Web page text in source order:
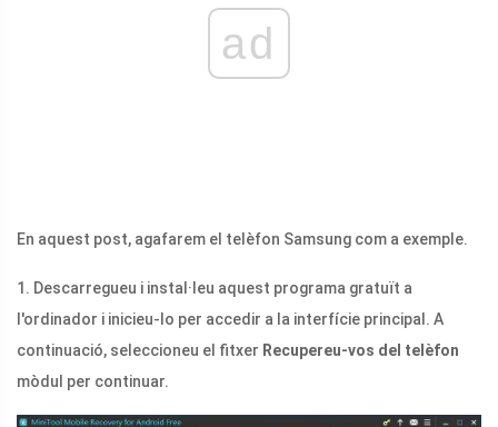
ad
En aquest post, agafarem el telèfon Samsung com a exemple.
1. Descarregueu i instal·leu aquest programa gratuït a
l'ordinador i inicieu-lo per accedir a la interfície principal. A
continuació, seleccioneu el fitxer Recupereu-vos del telèfon
mòdul per continuar.